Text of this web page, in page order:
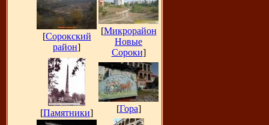
[Сорокский
район]
[Микрорайон
Новые
Сороки]
[Памятники] [Гора]